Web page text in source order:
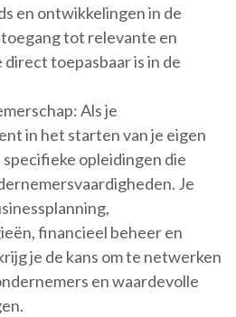
en ontwikkelingen in de
tot relevante en
direct toepasbaar is in de
Als je
in het starten van je eigen
specifieke opleidingen die
Je
financieel beheer en
je de kans om te netwerken
en waardevolle